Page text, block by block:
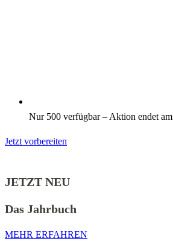
Nur 500 verfügbar – Aktion endet
Jetzt vorbereiten
JETZT NEU
Das Jahrbuch
MEHR ERFAHREN